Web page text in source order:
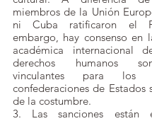
miembros de la Unión
ni Cuba ratificaron el
embargo, hay consenso en
académica internacional
derechos humanos
vinculantes para los
confederaciones de Estados
de la costumbre.
3. Las sanciones están